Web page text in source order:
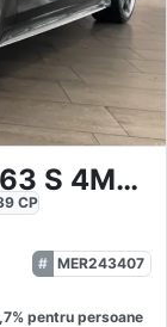
Mercedes-Benz AMG GT 63 S 4MATIC AMG PERFORMANCE
CP
MER243407
% pentru persoane